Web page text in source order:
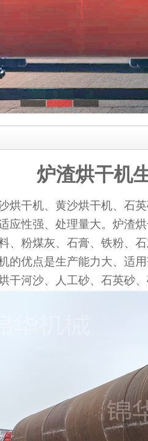
2
炉渣烘干机
烘干机、黄沙烘干机、石
应性强、处理量大。炉渣
、粉煤灰、石膏、铁粉、
的优点是生产能力大、适
干河沙、人工砂、石英砂、